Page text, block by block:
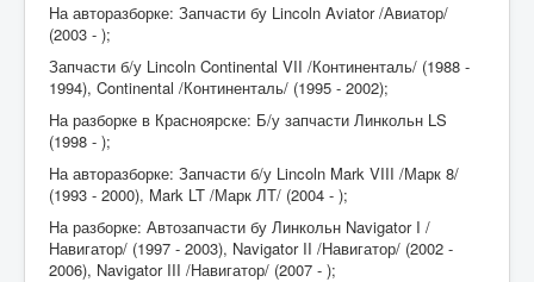
На авторазборке: Запчасти бу Lincoln Aviator /Авиатор/
(2003 - );
Запчасти б/у Lincoln Continental VII /Континенталь/ (1988 -
1994), Continental /Континенталь/ (1995 - 2002);
На разборке в Красноярске: Б/у запчасти Линкольн LS
(1998 - );
На авторазборке: Запчасти б/у Lincoln Mark VIII /Марк 8/
(1993 - 2000), Mark LT /Марк ЛТ/ (2004 - );
На разборке: Автозапчасти бу Линкольн Navigator I /
Навигатор/ (1997 - 2003), Navigator II /Навигатор/ (2002 -
2006), Navigator III /Навигатор/ (2007 - );